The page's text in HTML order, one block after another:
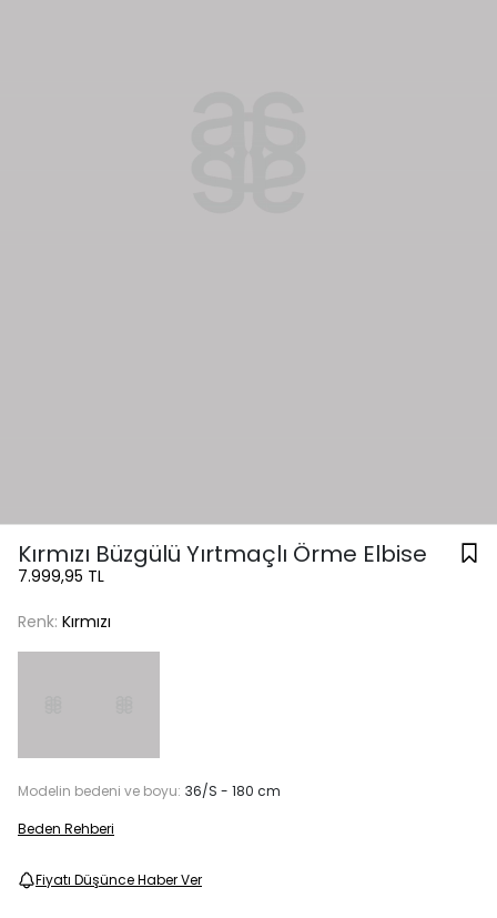
Kırmızı Büzgülü Yırtmaçlı Örme Elbise
7.999,95 TL
Renk: Kırmızı
Modelin bedeni ve boyu: 36/S - 180 cm
Beden Rehberi
Fiyatı Düşünce Haber Ver